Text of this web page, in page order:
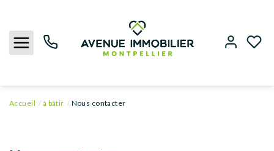
Accueil à bâtir Nous contacter